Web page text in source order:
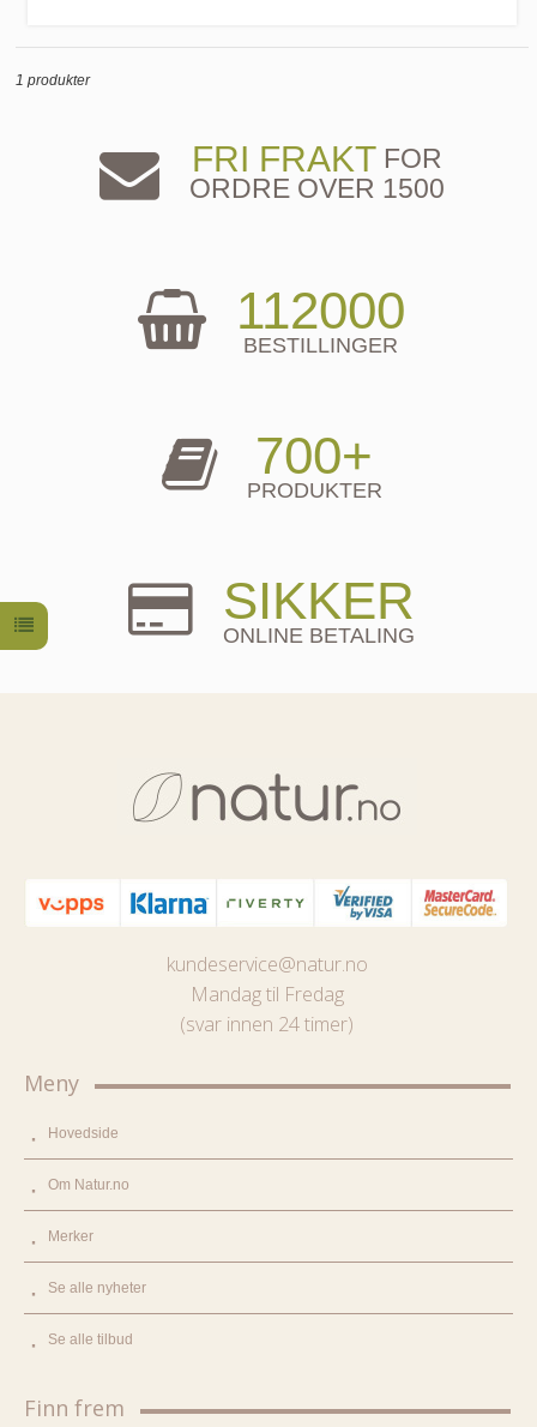
1 produkter
FRI FRAKTFOR
ORDRE OVER 1500
112000
BESTILLINGER
700+
PRODUKTER
SIKKER
ONLINE BETALING
kundeservice@natur.no
Mandag til Fredag
(svar innen 24 timer)
Meny
Hovedside
Om Natur.no
Merker
Se alle nyheter
Se alle tilbud
Finn frem